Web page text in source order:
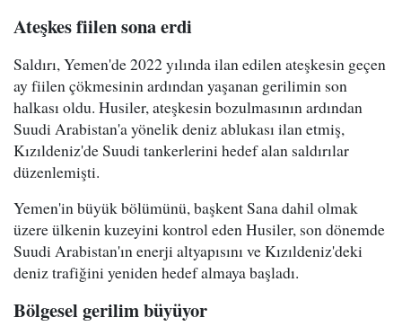
Ateşkes fiilen sona erdi
Saldırı, Yemen'de 2022 yılında ilan edilen ateşkesin geçen
ay fiilen çökmesinin ardından yaşanan gerilimin son
halkası oldu. Husiler, ateşkesin bozulmasının ardından
Suudi Arabistan'a yönelik deniz ablukası ilan etmiş,
Kızıldeniz'de Suudi tankerlerini hedef alan saldırılar
düzenlemişti.
Yemen'in büyük bölümünü, başkent Sana dahil olmak
üzere ülkenin kuzeyini kontrol eden Husiler, son dönemde
Suudi Arabistan'ın enerji altyapısını ve Kızıldeniz'deki
deniz trafiğini yeniden hedef almaya başladı.
Bölgesel gerilim büyüyor